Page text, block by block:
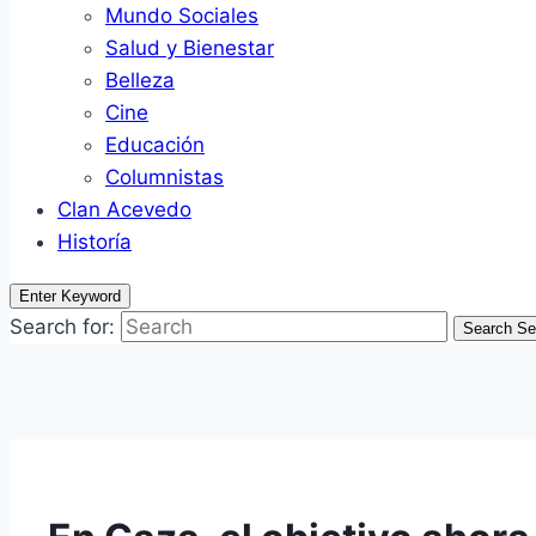
Mundo Sociales
Salud y Bienestar
Belleza
Cine
Educación
Columnistas
Clan Acevedo
Historía
Enter Keyword
Search for: Search